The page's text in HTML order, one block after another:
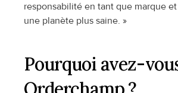
responsabilité en tant que marque
une planète plus saine. »
Pourquoi avez-